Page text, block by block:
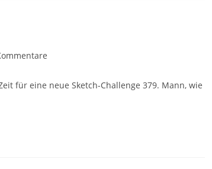
für eine neue Sketch-Challenge 379. Mann, wie